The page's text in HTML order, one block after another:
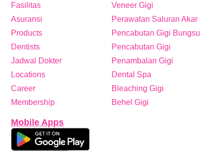
Veneer Gigi
Perawatan Saluran Akar
Pencabutan Gigi Bungsu
Pencabutan Gigi
Penambalan Gigi
Dental Spa
Bleaching Gigi
Behel Gigi
Fasilitas
Asuransi
Products
Dentists
Jadwal Dokter
Locations
Career
Membership
Mobile Apps